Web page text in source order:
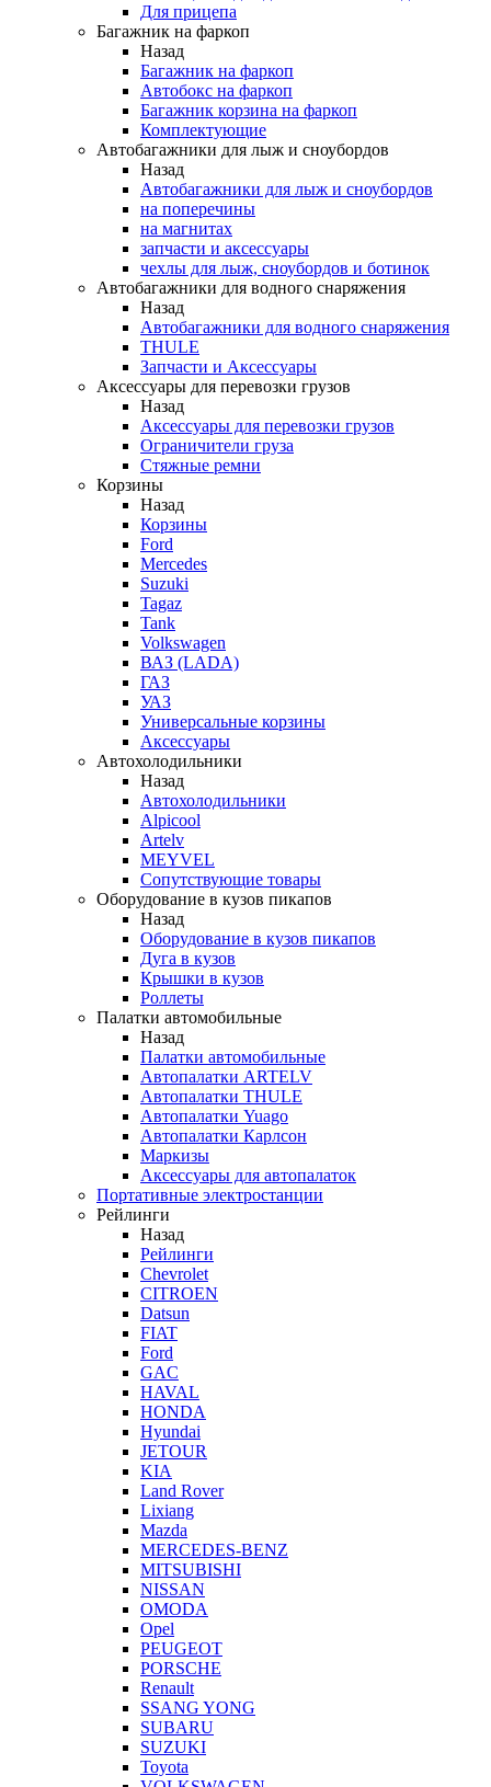
Для прицепа
Багажник на фаркоп
Назад
Багажник на фаркоп
Автобокс на фаркоп
Багажник корзина на фаркоп
Комплектующие
Автобагажники для лыж и сноубордов
Назад
Автобагажники для лыж и сноубордов
на поперечины
на магнитах
запчасти и аксессуары
чехлы для лыж, сноубордов и ботинок
Автобагажники для водного снаряжения
Назад
Автобагажники для водного снаряжения
THULE
Запчасти и Аксессуары
Аксессуары для перевозки грузов
Назад
Аксессуары для перевозки грузов
Ограничители груза
Стяжные ремни
Корзины
Назад
Корзины
Ford
Mercedes
Suzuki
Tagaz
Tank
Volkswagen
ВАЗ (LADA)
ГАЗ
УАЗ
Универсальные корзины
Аксессуары
Автохолодильники
Назад
Автохолодильники
Alpicool
Artelv
MEYVEL
Сопутствующие товары
Оборудование в кузов пикапов
Назад
Оборудование в кузов пикапов
Дуга в кузов
Крышки в кузов
Роллеты
Палатки автомобильные
Назад
Палатки автомобильные
Автопалатки ARTELV
Автопалатки THULE
Автопалатки Yuago
Автопалатки Карлсон
Маркизы
Аксессуары для автопалаток
Портативные электростанции
Рейлинги
Назад
Рейлинги
Chevrolet
CITROEN
Datsun
FIAT
Ford
GAC
HAVAL
HONDA
Hyundai
JETOUR
KIA
Land Rover
Lixiang
Mazda
MERCEDES-BENZ
MITSUBISHI
NISSAN
OMODA
Opel
PEUGEOT
PORSCHE
Renault
SSANG YONG
SUBARU
SUZUKI
Toyota